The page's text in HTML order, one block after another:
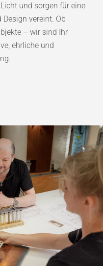
und sorgen für eine
vereint. Ob
– wir sind Ihr
ehrliche und